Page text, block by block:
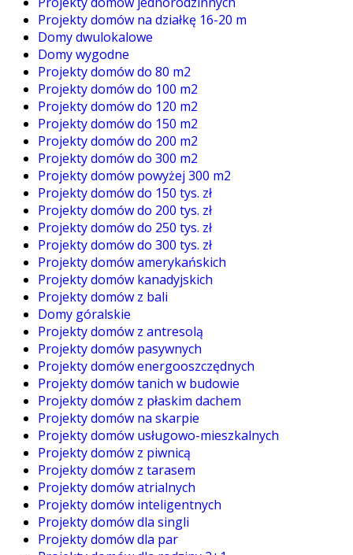
Projekty domów na działkę 16-20 m
Domy dwulokalowe
Domy wygodne
Projekty domów do 80 m2
Projekty domów do 100 m2
Projekty domów do 120 m2
Projekty domów do 150 m2
Projekty domów do 200 m2
Projekty domów do 300 m2
Projekty domów powyżej 300 m2
Projekty domów do 150 tys. zł
Projekty domów do 200 tys. zł
Projekty domów do 250 tys. zł
Projekty domów do 300 tys. zł
Projekty domów amerykańskich
Projekty domów kanadyjskich
Projekty domów z bali
Domy góralskie
Projekty domów z antresolą
Projekty domów pasywnych
Projekty domów energooszczędnych
Projekty domów tanich w budowie
Projekty domów z płaskim dachem
Projekty domów na skarpie
Projekty domów usługowo-mieszkalnych
Projekty domów z piwnicą
Projekty domów z tarasem
Projekty domów atrialnych
Projekty domów inteligentnych
Projekty domów dla singli
Projekty domów dla par